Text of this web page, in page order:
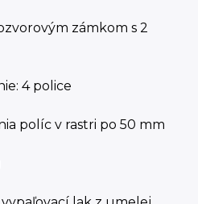
zámkom s 2
4 police
políc v rastri po 50 mm